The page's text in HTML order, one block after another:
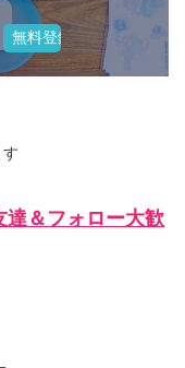
＆フォロー大歓